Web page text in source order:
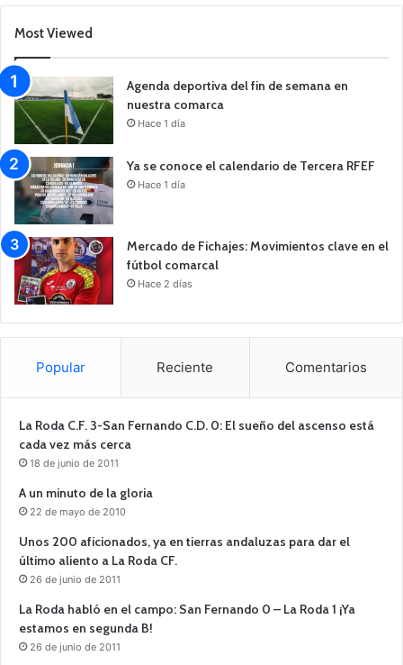
Most Viewed
Agenda deportiva del fin de semana en
nuestra comarca
Hace 1 día
Ya se conoce el calendario de Tercera RFEF
Hace 1 día
Mercado de Fichajes: Movimientos clave en el
fútbol comarcal
Hace 2 días
Popular Reciente Comentarios
La Roda C.F. 3-San Fernando C.D. 0: El sueño del ascenso está
cada vez más cerca
18 de junio de 2011
A un minuto de la gloria
22 de mayo de 2010
Unos 200 aficionados, ya en tierras andaluzas para dar el
último aliento a La Roda CF.
26 de junio de 2011
La Roda habló en el campo: San Fernando 0 – La Roda 1 ¡Ya
estamos en segunda B!
26 de junio de 2011